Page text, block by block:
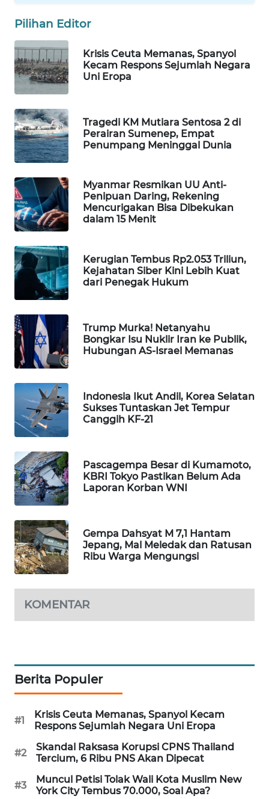
Pilihan Editor
Krisis Ceuta Memanas, Spanyol
Kecam Respons Sejumlah Negara
Uni Eropa
Tragedi KM Mutiara Sentosa 2 di
Perairan Sumenep, Empat
Penumpang Meninggal Dunia
Myanmar Resmikan UU Anti-
Penipuan Daring, Rekening
Mencurigakan Bisa Dibekukan
dalam 15 Menit
Kerugian Tembus Rp2.053 Triliun,
Kejahatan Siber Kini Lebih Kuat
dari Penegak Hukum
Trump Murka! Netanyahu
Bongkar Isu Nuklir Iran ke Publik,
Hubungan AS-Israel Memanas
Indonesia Ikut Andil, Korea Selatan
Sukses Tuntaskan Jet Tempur
Canggih KF-21
Pascagempa Besar di Kumamoto,
KBRI Tokyo Pastikan Belum Ada
Laporan Korban WNI
Gempa Dahsyat M 7,1 Hantam
Jepang, Mal Meledak dan Ratusan
Ribu Warga Mengungsi
KOMENTAR
Berita Populer
#1
Krisis Ceuta Memanas, Spanyol Kecam
Respons Sejumlah Negara Uni Eropa
#2
Skandal Raksasa Korupsi CPNS Thailand
Tercium, 6 Ribu PNS Akan Dipecat
#3
Muncul Petisi Tolak Wali Kota Muslim New
York City Tembus 70.000, Soal Apa?
KONSUMEN
WAHANA
LISTRIK
WAHANA
TRAVEL
WAHANA
TV
WAHANANEWS
CO ID
WAHANANEWS
NET
SPORT
WAHANA
UMKM
WAHANA
SELEB
WAHANA
PERSONA
WAHANA
OTOMOTIF
WAHANA
HEALTH
WAHANA
WISATA
Wahana
Network
KONSUMEN
LISTRIK
MASYARAKAT
KELISTRIKAN